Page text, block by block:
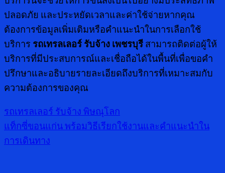
ปลอดภัย และประหยัดเวลาและค่าใช้จ่ายหากคุณ
ต้องการข้อมูลเพิ่มเติมหรือคำแนะนำในการเลือกใช้
บริการ รถเทรลเลอร์ รับจ้าง เพชรบุรี สามารถติดต่อผู้ให้
บริการที่มีประสบการณ์และเชื่อถือได้ในพื้นที่เพื่อขอคำ
ปรึกษาและอธิบายรายละเอียดถึงบริการที่เหมาะสมกับ
ความต้องการของคุณ
รถเทรลเลอร์ รับจ้าง พิษณุโลก
แท็กซี่ขอนแก่น พร้อมวิธีเรียกใช้งานและคำแนะนำใน
การเดินทาง